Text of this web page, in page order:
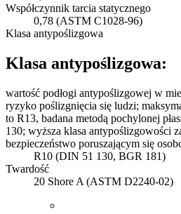
Współczynnik tarcia statycznego
0,78 (ASTM C1028-96)
Klasa antypoślizgowa
Klasa antypoślizgowa:
wartość podłogi antypoślizgowej w
ryzyko poślizgnięcia się ludzi;
to R13, badana metodą pochylonej
130; wyższa klasa antypoślizgowości
bezpieczeństwo poruszającym się
R10 (DIN 51 130, BGR 181)
Twardość
20 Shore A (ASTM D2240-02)